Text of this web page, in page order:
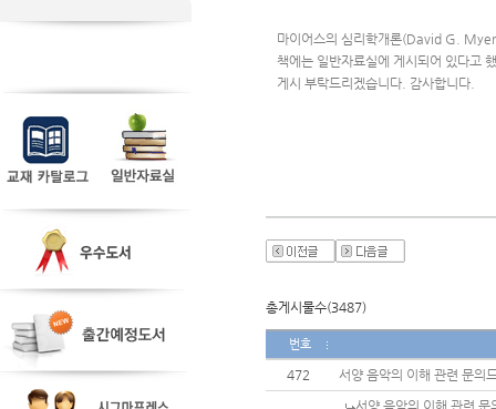
마이어스의 심리학개론(David G.
책에는 일반자료실에 게시되어 있다고
게시 부탁드리겠습니다. 감사합니다.
총게시물수(3487)
번호
472
서양 음악의 이해 관련 문의
서양 음악의 이해 관련 문